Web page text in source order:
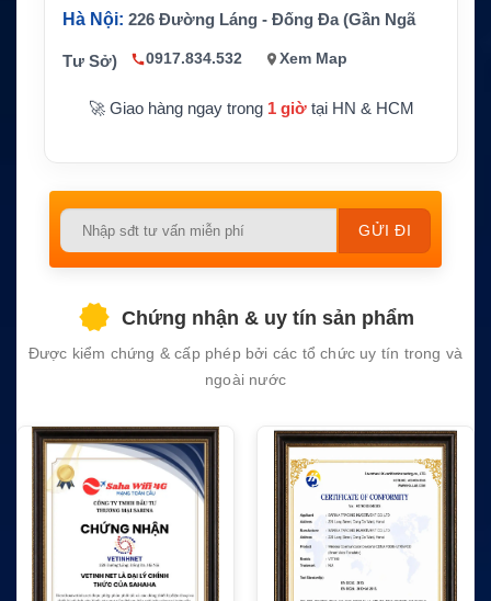
Thiết bị tương thích
EVX-534, EVX-539, VX-45
6, VX-451, VX-454, VX-45
9, EVX-231 và EVX-261
Hãng sản xuất
h Vertex Standard
Hà Nội: 226 Đường Láng - Đống Đa (Gần Ngã
Tư Sở) 0917.834.532 Xem Map
🚀 Giao hàng ngay trong 1 giờtại HN & HCM
Please
empty.
Chứng nhận & uy tín sản phẩm
Được kiểm chứng & cấp phép bởi các tổ chức uy tín trong và
ngoài nước